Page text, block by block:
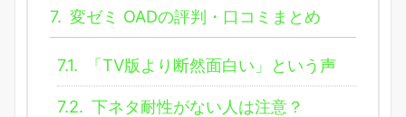
7. 変ゼミ OADの評判・口コミまとめ
7.1. 「TV版より断然面白い」という声
7.2. 下ネタ耐性がない人は注意？